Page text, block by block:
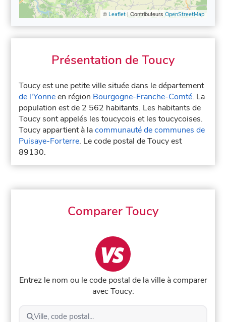
© Leaflet| Contributeurs OpenStreetMap
Présentation de Toucy
Toucy est une petite ville située dans le département
de l'Yonneen région Bourgogne-Franche-Comté. La
population est de 2 562 habitants. Les habitants de
Toucy sont appelés les toucycois et les toucycoises.
Toucy appartient à lacommunauté de communes de
Puisaye-Forterre. Le code postal de Toucy est
89130.
Comparer Toucy
Entrez le nom ou le code postal de la ville à comparer
avec Toucy:
Ville, code postal...